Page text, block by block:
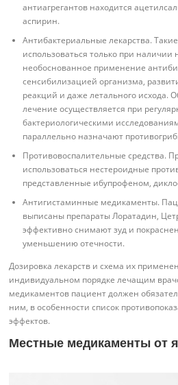
антиагрегантов находится
аспирин.
Антибактериальные лекарства.
использоваться только при наличии
необоснованное применение
сенсибилизацией организма,
реакций и даже летального исхода.
лечение осуществляется при
бактериологическими
параллельно назначают
Противовоспалительные средства.
использоваться нестероидные
представленные ибупрофеном,
Антигистаминные медикаменты.
выписаны препараты Лоратадин,
эффективно снимают зуд и
уменьшению отечности.
Дозировка лекарств и схема их
индивидуальном порядке лечащим
медикаментов пациент должен
ним, в особенности список
эффектов.
Местные медикаменты от